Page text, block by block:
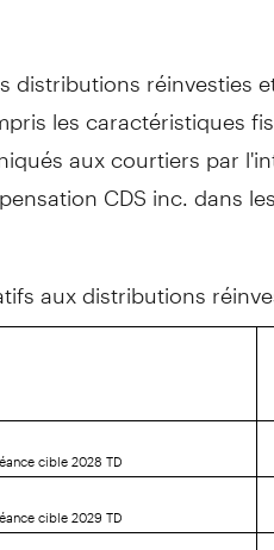
distributions réinvesties
les caractéristiques
aux courtiers par
CDS inc. dans
aux distributions
cible 2028 TD
cible 2029 TD